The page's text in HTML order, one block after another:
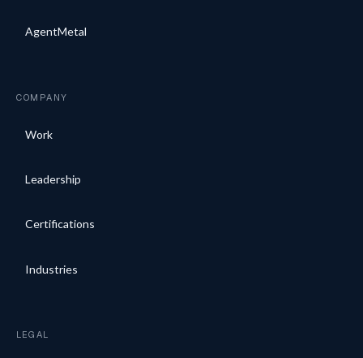
AgentMetal
COMPANY
Work
Leadership
Certifications
Industries
LEGAL